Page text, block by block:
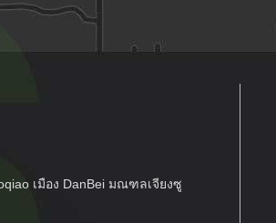
เมือง DanBei มณฑลเจียงซู